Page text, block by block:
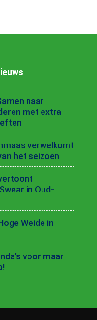
naar
met extra
verwelkomt
het seizoen
in Oud-
Weide in
voor maar